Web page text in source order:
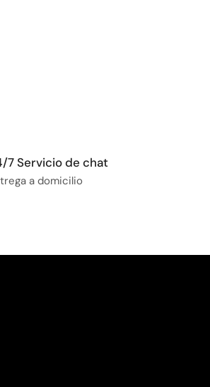
7 Servicio de chat
a domicilio